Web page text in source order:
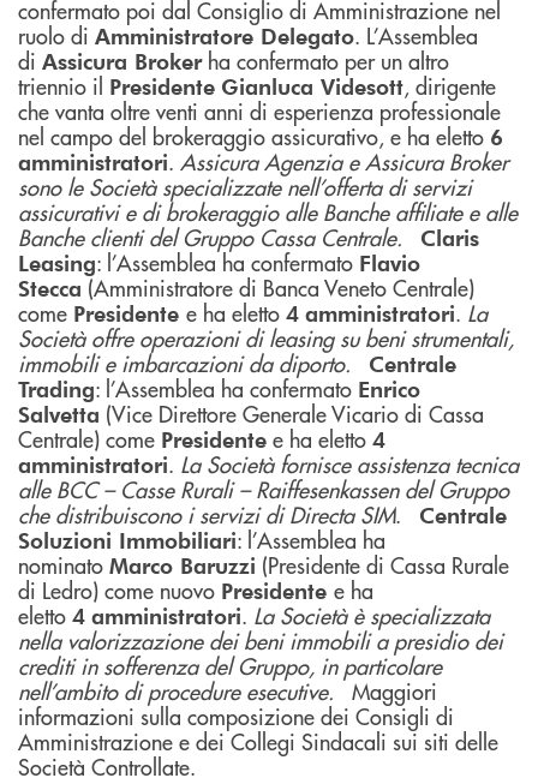
confermato poi dal Consiglio di Amministrazione nel
ruolo di Amministratore Delegato. L’Assemblea
di Assicura Brokerha confermato per un altro
triennio il Presidente Gianluca Videsott, dirigente
che vanta oltre venti anni di esperienza professionale
nel campo del brokeraggio assicurativo, e ha eletto 6
amministratori. Assicura Agenzia e Assicura Broker
sono le Società specializzate nell’offerta di servizi
assicurativi e di brokeraggio alle Banche affiliate e alle
Banche clienti del Gruppo Cassa Centrale.
Claris
Leasing: l’Assemblea ha confermato Flavio
Stecca (Amministratore di Banca Veneto Centrale)
come Presidente e ha eletto 4 amministratori. La
Società offre operazioni di leasing su beni strumentali,
immobili e imbarcazioni da diporto.
Centrale
Trading: l’Assemblea ha confermato Enrico
Salvetta (Vice Direttore Generale Vicario di Cassa
Centrale) come Presidente e ha eletto 4
amministratori. La Società fornisce assistenza tecnica
alle BCC – Casse Rurali – Raiffesenkassen del Gruppo
che distribuiscono i servizi di Directa SIM. Centrale
Soluzioni Immobiliari: l’Assemblea ha
nominato Marco Baruzzi (Presidente di Cassa Rurale
di Ledro) come nuovo Presidente e ha
eletto 4 amministratori. La Società è specializzata
nella valorizzazione dei beni immobili a presidio dei
crediti in sofferenza del Gruppo, in particolare
nell’ambito di procedure esecutive. Maggiori
informazioni sulla composizione dei Consigli di
Amministrazione e dei Collegi Sindacali sui siti delle
Società Controllate.